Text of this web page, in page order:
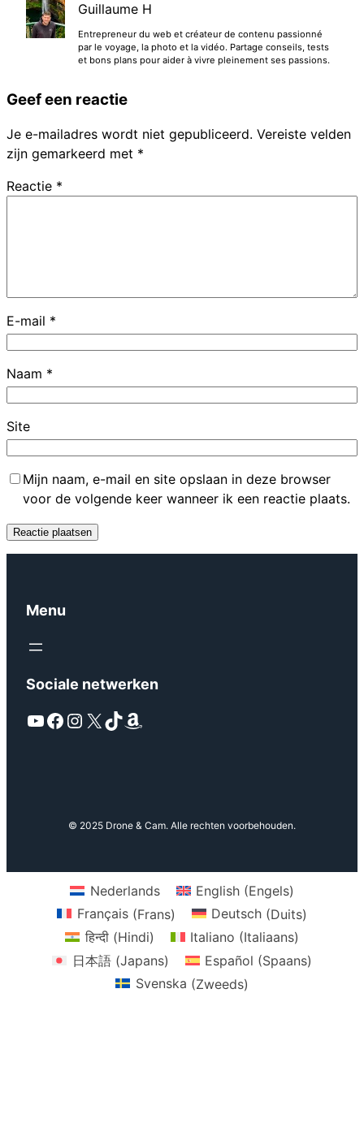
Guillaume H
Entrepreneur du web et créateur de contenu passionné
par le voyage, la photo et la vidéo. Partage conseils, tests
et bons plans pour aider à vivre pleinement ses passions.
Geef een reactie
Je e-mailadres wordt niet gepubliceerd. Vereiste velden
zijn gemarkeerd met *
Reactie *
E-mail *
Naam *
Site
Mijn naam, e-mail en site opslaan in deze browser
voor de volgende keer wanneer ik een reactie plaats.
Menu
Sociale netwerken
YouTube Facebook Instagram X TikTok Amazon
© 2025 Drone & Cam. Alle rechten voorbehouden.
Nederlands English(Engels)
Français(Frans) Deutsch(Duits)
हिन्दी(Hindi) Italiano (Italiaans)
日本語(Japans) Español (Spaans)
Svenska (Zweeds)